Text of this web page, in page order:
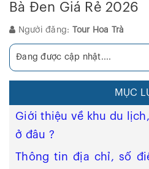
Bà Đen Giá Rẻ 2026
Người đăng: Tour Hoa Trà
Đang được cập nhật....
MỤC
Giới thiệu về khu du
ở đâu ?
Thông tin địa chỉ, số